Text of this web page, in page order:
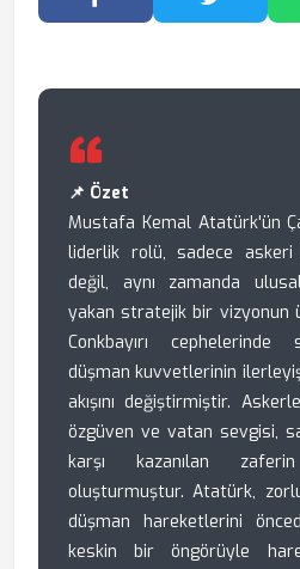
Facebook'ta Paylaş
📌 Özet
Mustafa Kemal Atatürk'ün
liderlik rolü, sadece askeri
değil, aynı zamanda
yakan stratejik bir vizyonun
Conkbayırı cephelerinde
düşman kuvvetlerinin
akışını değiştirmiştir.
özgüven ve vatan sevgisi,
karşı kazanılan
oluşturmuştur. Atatürk,
düşman hareketlerini
keskin bir öngörüyle